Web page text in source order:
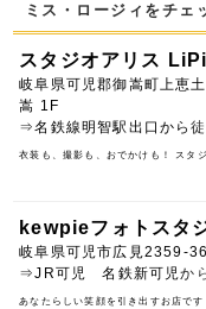
ミス・ロージィをチェ
スタジオアリス
岐阜県可児郡御嵩町上恵
嵩 1F
⇒名鉄線明智駅出口から
衣装も、撮影も、おでかけも！ スタ
kewpieフォトスタ
岐阜県可児市広見2359-36
⇒JR可児 名鉄新可児か
あなたらしい笑顔を引き出すお店です